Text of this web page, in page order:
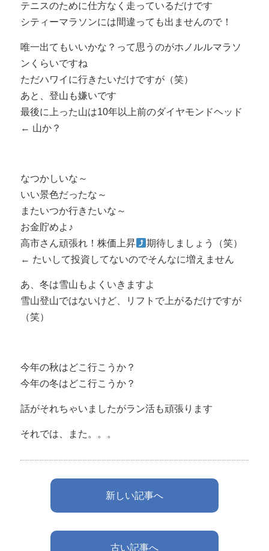
テニスのために仕方なく走っているだけです
シティーマラソンには間違っても出ませんので！
唯一出てもいいかな？って思うのがホノルルマラソ
ンくらいですね
ただハワイに行きたいだけですが（笑）
あと、登山も嫌いです
最後に上った山は10年以上前のダイヤモンドヘッド
← 山か？
なつかしいな～
いい景色だったな～
またいつか行きたいな～
お金貯めよ♪
高市さん頑張れ！株価上昇
期待しましょう（笑）
← たいして投資してないのでそんなに増えません
あ、冬は雪山もよくいきますよ
雪山登山ではないけど、リフトで上がるだけですが
（笑）
今年の秋はどこ行こうか？
今年の冬はどこ行こうか？
話がそれちゃいましたがラン活も頑張ります
それでは、また。。。
新しい記事へ
古い記事へ